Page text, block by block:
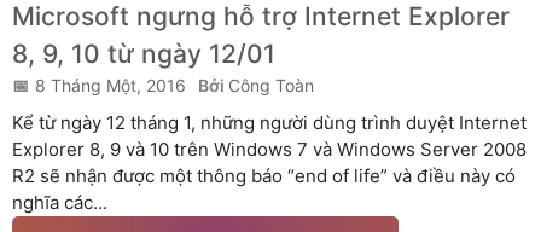
Microsoft ngưng hỗ trợ Internet Explorer
8, 9, 10 từ ngày 12/01
8 Tháng Một, 2016 Công Toàn
Kể từ ngày 12 tháng 1, những người dùng trình duyệt Internet
Explorer 8, 9 và 10 trên Windows 7 và Windows Server 2008
R2 sẽ nhận được một thông báo “end of life” và điều này có
nghĩa các...